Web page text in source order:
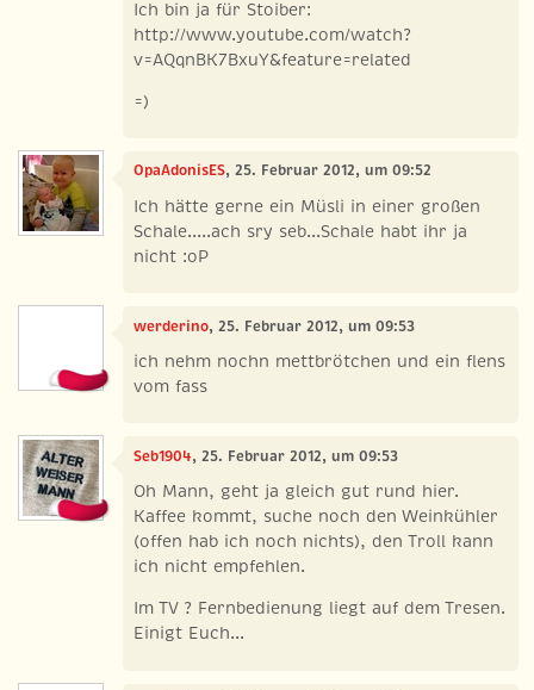
Ich bin ja für Stoiber:
http://www.youtube.com/watch?
v=AQqnBK7BxuY&feature=related
=)
OpaAdonisES, 25. Februar 2012, um 09:52
Ich hätte gerne ein Müsli in einer großen
Schale.....ach sry seb...Schale habt ihr ja
nicht :oP
werderino, 25. Februar 2012, um 09:53
ich nehm nochn mettbrötchen und ein flens
vom fass
Seb1904, 25. Februar 2012, um 09:53
Oh Mann, geht ja gleich gut rund hier.
Kaffee kommt, suche noch den Weinkühler
(offen hab ich noch nichts), den Troll kann
ich nicht empfehlen.
Im TV ? Fernbedienung liegt auf dem Tresen.
Einigt Euch...